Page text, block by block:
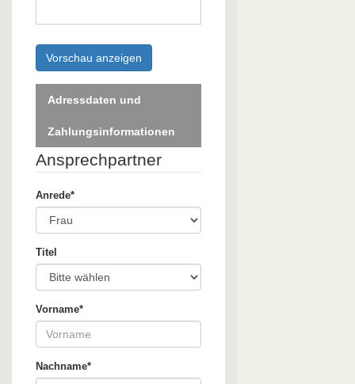
Vorschau anzeigen
Adressdaten und
Zahlungsinformationen
Ansprechpartner
Anrede*
Titel
Vorname*
Nachname*